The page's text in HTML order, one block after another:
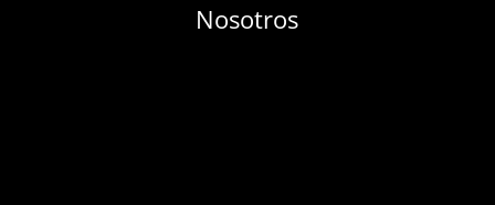
Nosotros